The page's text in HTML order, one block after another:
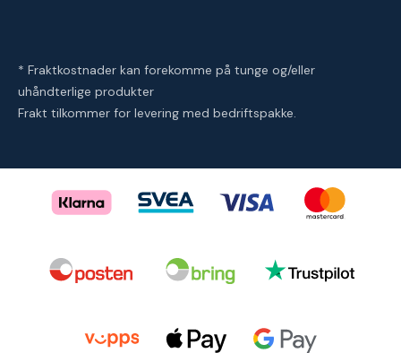
* Fraktkostnader kan forekomme på tunge og/eller
uhåndterlige produkter
Frakt tilkommer for levering med bedriftspakke.